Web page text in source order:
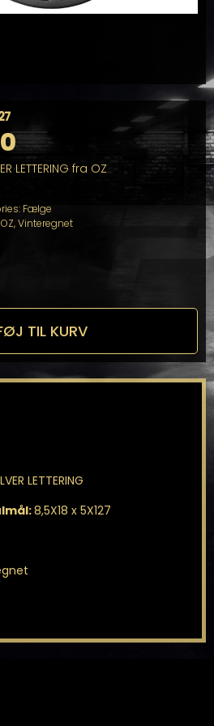
LETTERING fra OZ
Fælge
OZ,Vinteregnet
TIL KURV
LETTERING
8,5X18 x 5X127